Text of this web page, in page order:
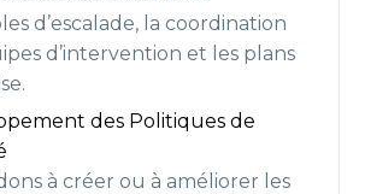
d’escalade, la coordination
d’intervention et les plans
des Politiques de
à créer ou à améliorer les